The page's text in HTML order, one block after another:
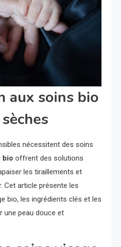
aux soins bio
nécessitent des soins
bio offrent des solutions
les tiraillements et
Cet article présente les
bio, les ingrédients clés et les
une peau douce et